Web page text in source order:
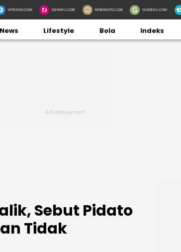
HITEKNO.COM DEWIKU.COM MOBIMOTO.COM GUIDEKU.COM
News Lifestyle Bola Indeks
Sebut Pidato
Tidak